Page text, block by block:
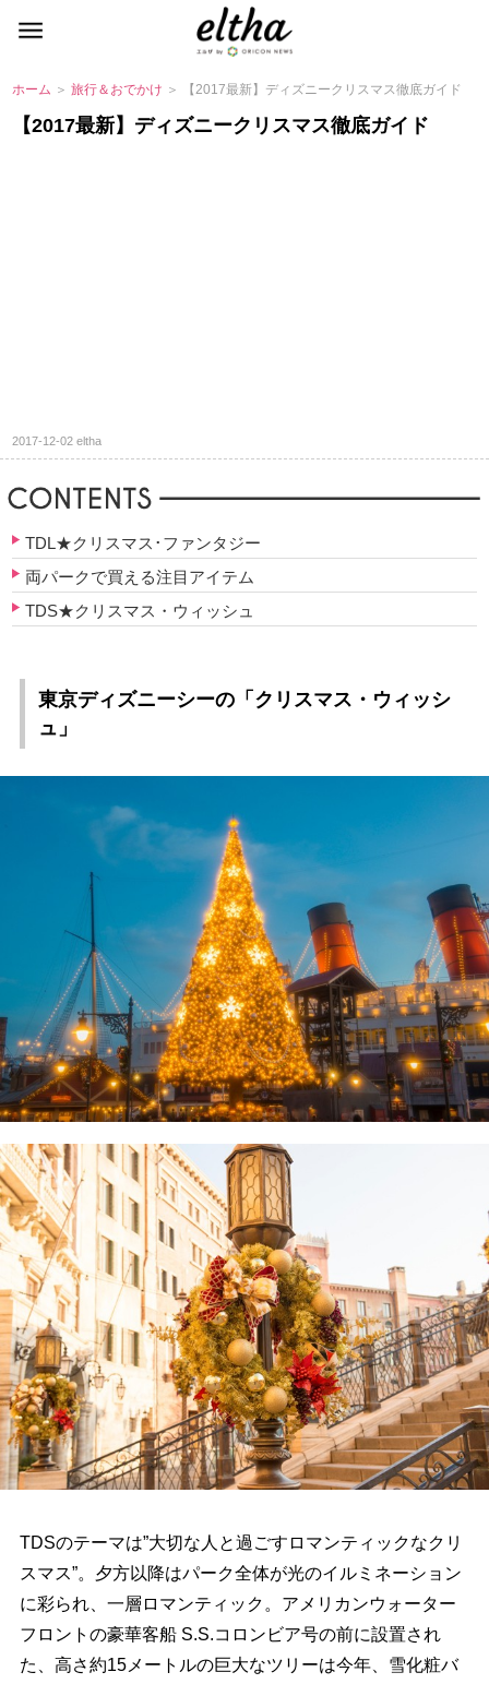
ホーム ＞旅行＆おでかけ ＞ 【2017最新】ディズニークリスマス徹底ガイド
【2017最新】ディズニークリスマス徹底ガイド
2017-12-02eltha
TDL★クリスマス･ファンタジー
両パークで買える注目アイテム
TDS★クリスマス・ウィッシュ
東京ディズニーシーの「クリスマス・ウィッシ
ュ」
TDSのテーマは”大切な人と過ごすロマンティックなクリ
スマス”。夕方以降はパーク全体が光のイルミネーション
に彩られ、一層ロマンティック。アメリカンウォーター
フロントの豪華客船 S.S.コロンビア号の前に設置され
た、高さ約15メートルの巨大なツリーは今年、雪化粧バ